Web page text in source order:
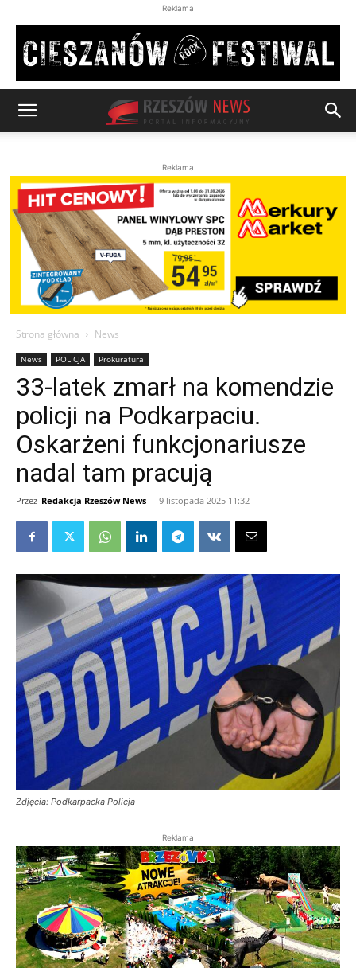
Reklama
Reklama
Strona główna News
News POLICJA Prokuratura
33-latek zmarł na komendzie
policji na Podkarpaciu.
Oskarżeni funkcjonariusze
nadal tam pracują
Przez Redakcja Rzeszów News - 9 listopada 2025 11:32
Zdjęcia: Podkarpacka Policja
Reklama